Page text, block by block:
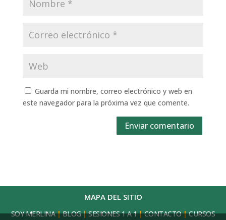
Guarda mi nombre, correo electrónico y web en
este navegador para la próxima vez que comente.
Enviar comentario
MAPA DEL SITIO
SOY MERLINA|BLOG|SESIONES 1 A 1|CONTACTO|CURSOS